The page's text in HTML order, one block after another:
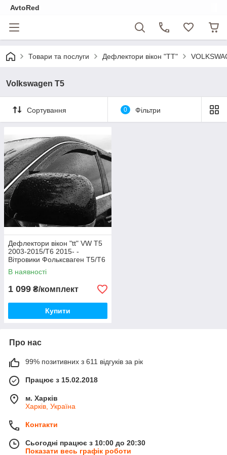
AvtoRed
Товари та послуги Дефлектори вікон "ТТ"
Volkswagen T5
Сортування 0 Фільтри
Дефлектори вікон "tt" VW T5
2003-2015/T6 2015- -
Вітровики Фольксваген Т5/Т6
В наявності
1 099 ₴/комплект
Купити
Про нас
99% позитивних з 611 відгуків за рік
Працює з 15.02.2018
м. Харків
Харків, Україна
Контакти
Сьогодні працює з 10:00 до 20:30
Показати весь графік роботи